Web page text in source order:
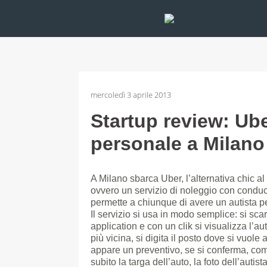
mercoledì 3 aprile 2013
Startup review:
personale a Milano
A Milano sbarca Uber, l’alternativa chic al
ovvero un servizio di noleggio con
permette a chiunque di avere un autista
Il servizio si usa in modo semplice: si
application e con un clik si visualizza
più vicina, si digita il posto dove si vuole
appare un preventivo, se si conferma,
subito la targa dell’auto, la foto